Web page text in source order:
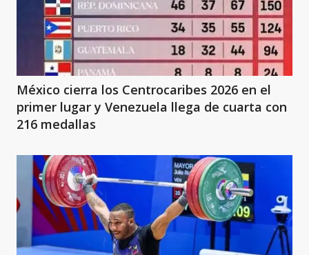
México cierra los Centrocaribes 2026 en el
primer lugar y Venezuela llega de cuarta con
216 medallas